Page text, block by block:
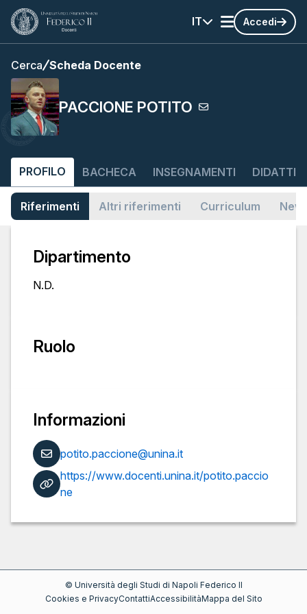
IT Accedi
Cerca Scheda Docente
PACCIONE POTITO
PROFILO BACHECA INSEGNAMENTI
Riferimenti Altri riferimenti Curriculum
Dipartimento
N.D.
Ruolo
Informazioni
potito.paccione@unina.it
https://www.docenti.unina.it/potito.paccio
ne
© Università degli Studi di Napoli Federico II
Cookies e PrivacyContattiAccessibilitàMappa del Sito